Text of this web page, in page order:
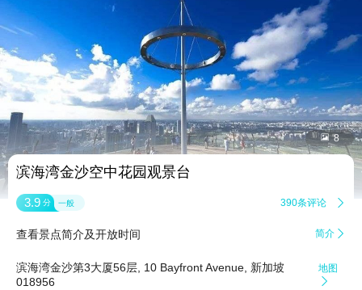
 8
滨海湾金沙空中花园观景台
3.9 分 一般 390条评论 
查看景点简介及开放时间 简介 
滨海湾金沙第3大厦56层, 10 Bayfront Avenue, 新加坡
018956
地图

